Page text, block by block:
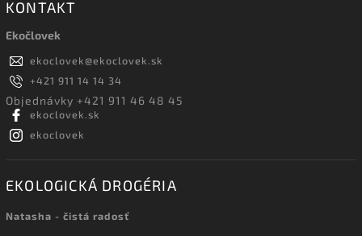
KONTAKT
Ekočlovek
ekoclovek@ekoclovek.sk
+421 911 14 14 34
Objednávky +421 911 46 48 45
ekoclovek.sk
ekoclovek
EKOLOGICKÁ DROGÉRIA
Natasha - čistá radosť